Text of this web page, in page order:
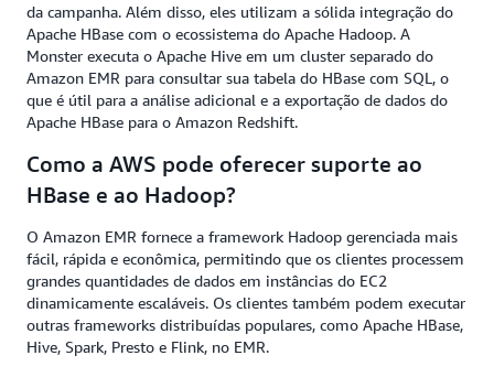
da campanha. Além disso, eles utilizam a sólida integração do
Apache HBase com o ecossistema do Apache Hadoop. A
Monster executa o Apache Hive em um cluster separado do
Amazon EMR para consultar sua tabela do HBase com SQL, o
que é útil para a análise adicional e a exportação de dados do
Apache HBase para o Amazon Redshift.
Como a AWS pode oferecer suporte ao
HBase e ao Hadoop?
O Amazon EMR fornece a framework Hadoop gerenciada mais
fácil, rápida e econômica, permitindo que os clientes processem
grandes quantidades de dados em instâncias do EC2
dinamicamente escaláveis. Os clientes também podem executar
outras frameworks distribuídas populares, como Apache HBase,
Hive, Spark, Presto e Flink, no EMR.